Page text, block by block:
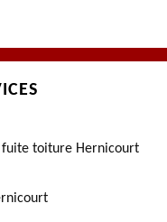
fuite toiture Hernicourt